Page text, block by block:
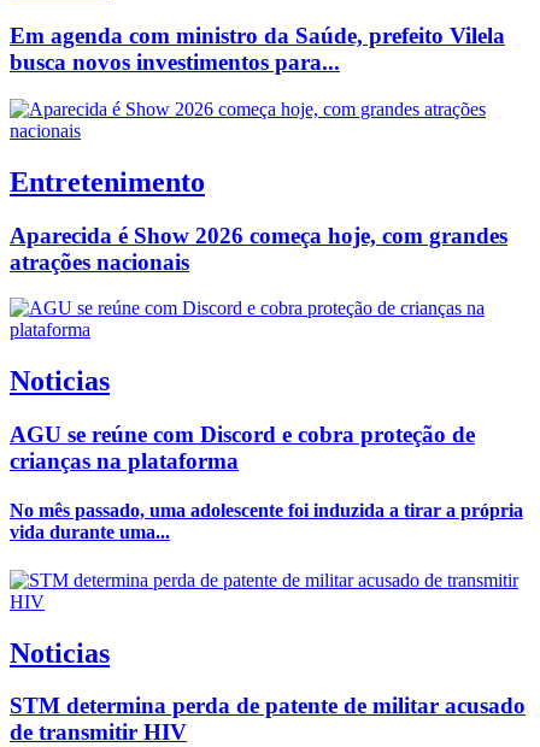
Em agenda com ministro da Saúde, prefeito Vilela
busca novos investimentos para...
Entretenimento
Aparecida é Show 2026 começa hoje, com grandes
atrações nacionais
Noticias
AGU se reúne com Discord e cobra proteção de
crianças na plataforma
No mês passado, uma adolescente foi induzida a tirar a própria
vida durante uma...
Noticias
STM determina perda de patente de militar acusado
de transmitir HIV